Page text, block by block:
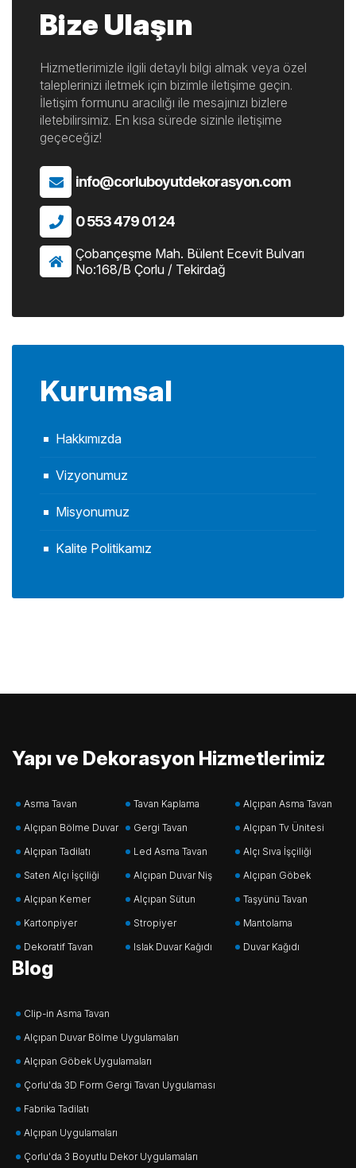
Bize Ulaşın
Hizmetlerimizle ilgili detaylı bilgi almak veya özel
taleplerinizi iletmek için bizimle iletişime geçin.
İletişim formunu aracılığı ile mesajınızı bizlere
iletebilirsimiz. En kısa sürede sizinle iletişime
geçeceğiz!
info@corluboyutdekorasyon.com
0 553 479 01 24
Çobançeşme Mah. Bülent Ecevit Bulvarı
No:168/B Çorlu / Tekirdağ
Kurumsal
Hakkımızda
Vizyonumuz
Misyonumuz
Kalite Politikamız
Yapı ve Dekorasyon Hizmetlerimiz
Asma Tavan Tavan Kaplama
Alçıpan Asma Tavan
Alçıpan Bölme Duvar
Gergi Tavan
Alçıpan Tv Ünitesi
Alçıpan Tadilatı
Led Asma Tavan
Alçı Sıva İşçiliği
Saten Alçı İşçiliği
Alçıpan Duvar Niş
Alçıpan Göbek
Alçıpan Kemer
Alçıpan Sütun
Taşyünü Tavan
Kartonpiyer
Stropiyer
Mantolama
Dekoratif Tavan
Islak Duvar Kağıdı Duvar Kağıdı
Blog
Clip-in Asma Tavan
Alçıpan Duvar Bölme Uygulamaları
Alçıpan Göbek Uygulamaları
Çorlu'da 3D Form Gergi Tavan Uygulaması
Fabrika Tadilatı
Alçıpan Uygulamaları
Çorlu'da 3 Boyutlu Dekor Uygulamaları